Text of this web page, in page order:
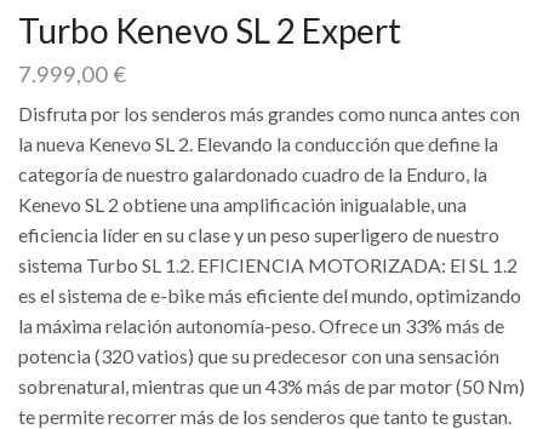
Turbo Kenevo SL 2 Expert
7.999,00€
Disfruta por los senderos más grandes como nunca antes con
la nueva Kenevo SL 2. Elevando la conducción que define la
categoría de nuestro galardonado cuadro de la Enduro, la
Kenevo SL 2 obtiene una amplificación inigualable, una
eficiencia líder en su clase y un peso superligero de nuestro
sistema Turbo SL 1.2. EFICIENCIA MOTORIZADA: El SL 1.2
es el sistema de e-bike más eficiente del mundo, optimizando
la máxima relación autonomía-peso. Ofrece un 33% más de
potencia (320 vatios) que su predecesor con una sensación
sobrenatural, mientras que un 43% más de par motor (50 Nm)
te permite recorrer más de los senderos que tanto te gustan.